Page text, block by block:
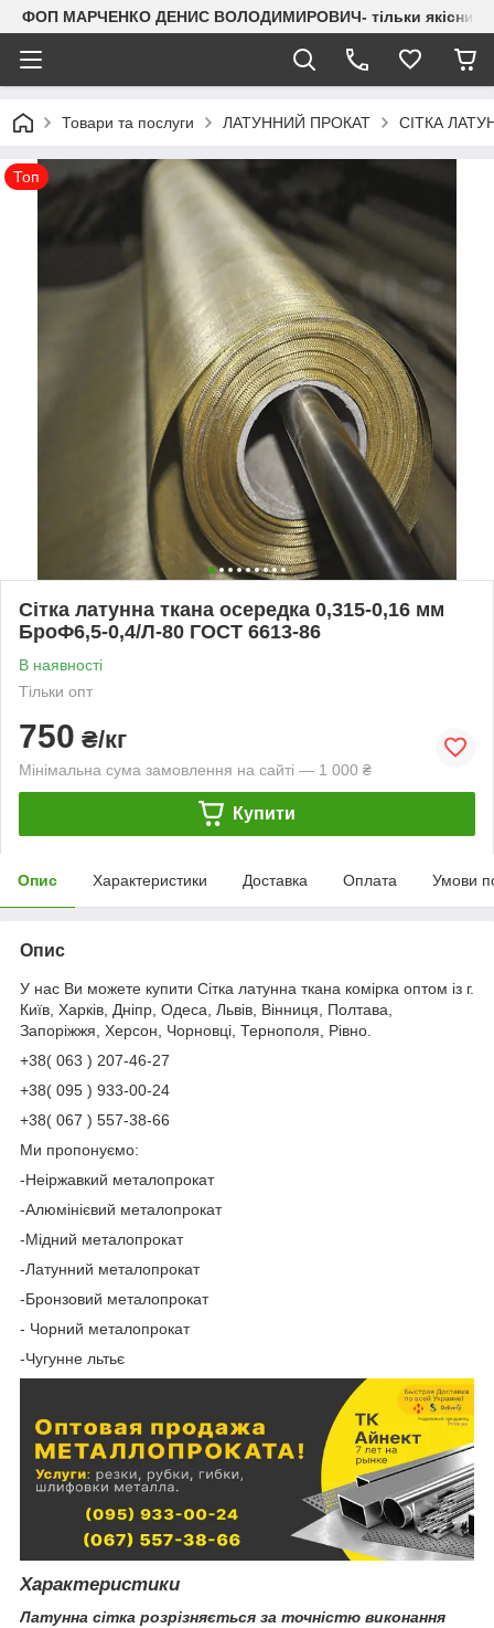
ФОП МАРЧЕНКО ДЕНИС ВОЛОДИМИРОВИЧ- тільки якісний
Товари та послуги ЛАТУННИЙ ПРОКАТ СІТКА
Топ
Сітка латунна ткана осередка 0,315-0,16 мм
БроФ6,5-0,4/Л-80 ГОСТ 6613-86
В наявності
Тільки опт
750 ₴/кг
Мінімальна сума замовлення на сайті — 1 000 ₴
Купити
Опис Характеристики Доставка Оплата Умови
Опис
У нас Ви можете купити Сітка латунна ткана комірка оптом із г.
Київ, Харків, Дніпр, Одеса, Львів, Вінниця, Полтава,
Запоріжжя, Херсон, Чорновці, Тернополя, Рівно.
+38( 063 ) 207-46-27
+38( 095 ) 933-00-24
+38( 067 ) 557-38-66
Ми пропонуємо:
-Неіржавкий металопрокат
-Алюмінієвий металопрокат
-Мідний металопрокат
-Латунний металопрокат
-Бронзовий металопрокат
- Чорний металопрокат
-Чугунне льтьє
Характеристики
Латунна сітка розрізняється за точністю виконання